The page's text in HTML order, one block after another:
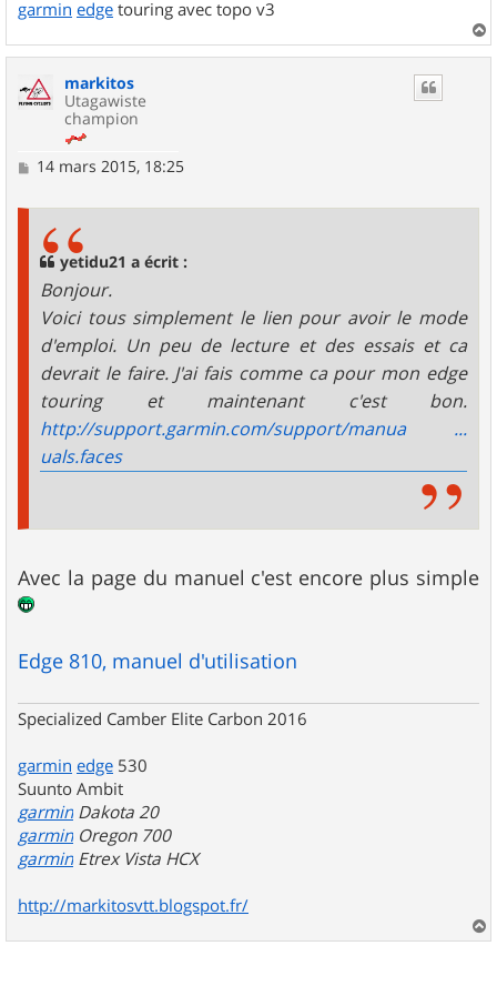
garmin edge touring avec topo v3
a
markitos
Utagawiste
champion
M14 mars 2015, 18:25
yetidu21 a écrit :
Bonjour.
Voici tous simplement le lien pour avoir le mode
d'emploi. Un peu de lecture et des essais et ca
devrait le faire. J'ai fais comme ca pour mon edge
touring et maintenant c'est bon.
http://support.garmin.com/support/manua ...
uals.faces
Avec la page du manuel c'est encore plus simple
Edge 810, manuel d'utilisation
Specialized Camber Elite Carbon 2016
garmin edge 530
Suunto Ambit
garmin Dakota 20
garmin Oregon 700
garmin Etrex Vista HCX
http://markitosvtt.blogspot.fr/
a